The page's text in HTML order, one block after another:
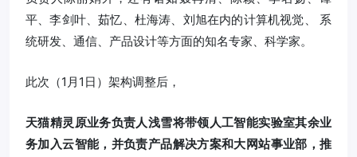
平、李剑叶、茹忆、杜海涛、刘旭在内的计算机视觉、 系
统研发、通信、产品设计等方面的知名专家、科学家。
此次（1月1日）架构调整后，
天猫精灵原业务负责人浅雪将带领人工智能实验室其余业
务加入云智能，并负责产品解决方案和大网站事业部，推